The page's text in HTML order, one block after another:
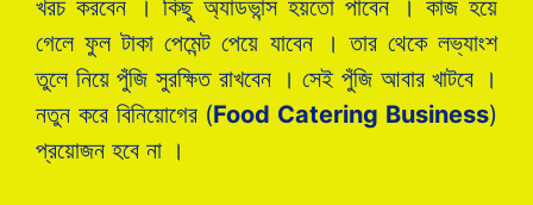
খরচ করবেন । কিছু অ্যাডভান্স হয়তো পাবেন । কাজ হয়ে
গেলে ফুল টাকা পেমেন্ট পেয়ে যাবেন । তার থেকে লভ্যাংশ
তুলে নিয়ে পুঁজি সুরক্ষিত রাখবেন । সেই পুঁজি আবার খাটবে ।
নতুন করে বিনিয়োগের (Food Catering Business)
প্রয়োজন হবে না ।